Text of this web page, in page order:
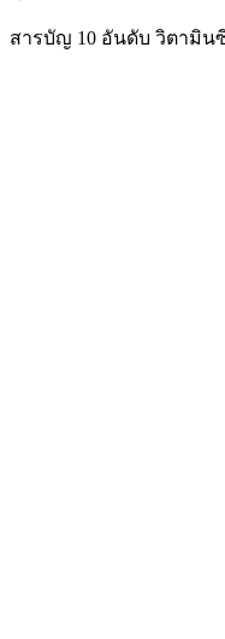
สารบัญ 10 อันดับ วิตามิน